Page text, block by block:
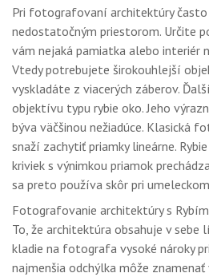
Pri fotografovaní architektúry často
nedostatočným priestorom. Určite
vám nejaká pamiatka alebo interiér
Vtedy potrebujete širokouhlejší
vyskladáte z viacerých záberov.
objektívu typu rybie oko. Jeho
býva väčšinou nežiadúce. Klasická
snaží zachytiť priamky lineárne.
kriviek s výnimkou priamok
sa preto používa skôr pri
Fotografovanie architektúry s
To, že architektúra obsahuje v sebe
kladie na fotografa vysoké nároky
najmenšia odchýlka môže